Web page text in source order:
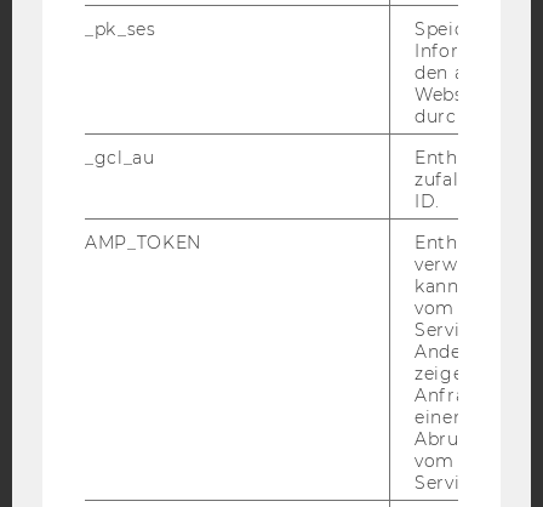
Bluesky
IMPRESSUM
BARRIEREFREIHEITSERKLÄRUNG WEBSEITE
DATENSCHUTZERKLÄRUNG SOCIAL MEDIA
STUDIENBEWERBER*INNEN UND STUDIERENDE
Barrierefreiheitserklärung
_pk_ses
Speicherung
den aktuellen
durch
_gcl_au
Enthält eine
ID.
AMP_TOKEN
Enthält ein
verwendet
kann, um
vom AMP-
Service
Andere
zeigen Opt-
Anfrage im
einen Fehler
Abrufen
vom AMP
Service an.